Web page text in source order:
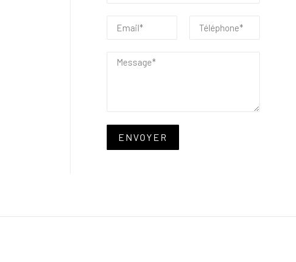
ENVOYER